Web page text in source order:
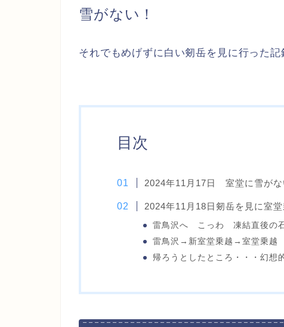
雪がない！
それでもめげずに白い剱岳を見に行った記
目次
2024年11月17日 室堂に雪がな
2024年11月18日剱岳を見に室
雷鳥沢へ こっわ 凍結直後の
雷鳥沢→新室堂乗越→室堂乗越
帰ろうとしたところ・・・幻想